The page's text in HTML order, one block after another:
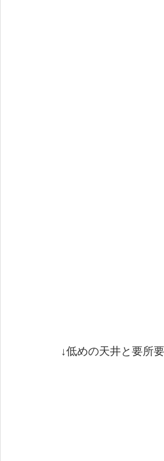
↓低めの天井と要所